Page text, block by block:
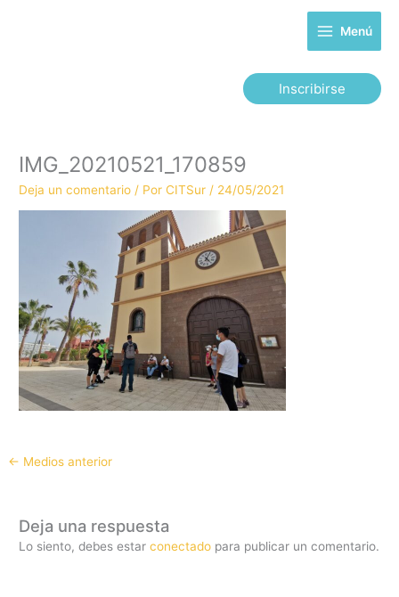
Menú
Inscribirse
IMG_20210521_170859
Deja un comentario / PorCITSur / 24/05/2021
← Medios anterior
Deja una respuesta
Lo siento, debes estarconectado para publicar un comentario.